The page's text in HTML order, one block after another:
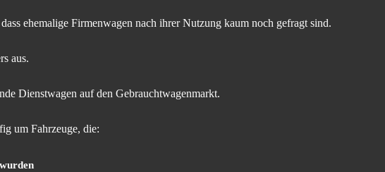
ehemalige Firmenwagen nach ihrer Nutzung kaum noch gefragt sind.
aus.
Dienstwagen auf den Gebrauchtwagenmarkt.
um Fahrzeuge, die: